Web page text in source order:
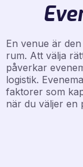
En venue är
rum. Att välja
påverkar
logistik.
faktorer som
när du väljer en